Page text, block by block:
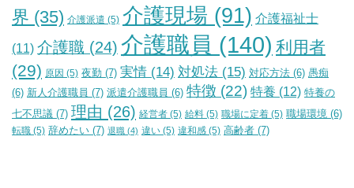
界 (35) 介護派遣 (5) 介護現場 (91) 介護福祉士
(11) 介護職 (24) 介護職員 (140) 利用者
(29) 原因 (5) 夜勤 (7) 実情 (14) 対処法 (15) 対応方法 (6) 愚痴
(6) 新人介護職員 (7) 派遣介護職員 (6) 特徴 (22) 特養 (12) 特養の
七不思議 (7) 理由 (26) 経営者 (5) 給料 (5) 職場に定着 (5) 職場環境 (6)
転職 (5) 辞めたい (7) 退職 (4) 違い (5) 違和感 (5) 高齢者 (7)